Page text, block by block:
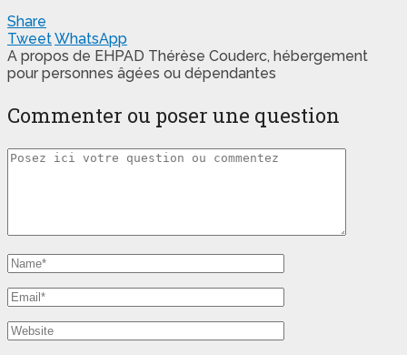
Share
TweetWhatsApp
A propos de EHPAD Thérèse Couderc, hébergement
pour personnes âgées ou dépendantes
Commenter ou poser une question